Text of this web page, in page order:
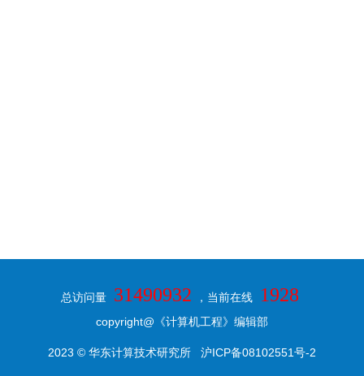
总访问量 31490932 ，当前在线 1928
copyright@《计算机工程》编辑部
2023 © 华东计算技术研究所 沪ICP备08102551号-2